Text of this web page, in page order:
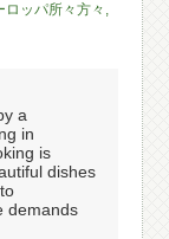
ロッパ所々方々 ,
a
in
is
dishes
demands